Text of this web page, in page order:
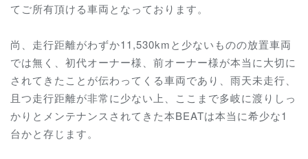
てご所有頂ける車両となっております。
尚、走行距離がわずか11,530kmと少ないものの放置車両
では無く、初代オーナー様、前オーナー様が本当に大切に
されてきたことが伝わってくる車両であり、雨天未走行、
且つ走行距離が非常に少ない上、ここまで多岐に渡りしっ
かりとメンテナンスされてきた本BEATは本当に希少な1
台かと存じます。